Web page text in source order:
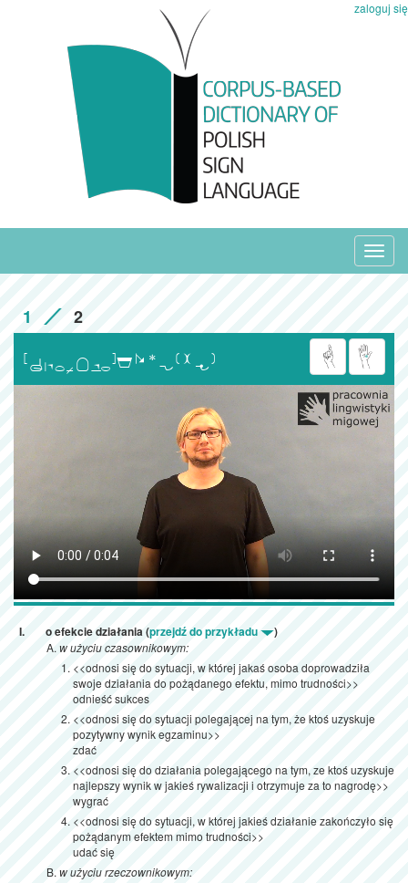
zaloguj się
1 2

o efekcie działania (przejdź do przykładu )
w użyciu czasownikowym:
<<odnosi się do sytuacji, w której jakaś osoba doprowadziła
swoje działania do pożądanego efektu, mimo trudności>>
odnieść sukces
<<odnosi się do sytuacji polegającej na tym, że ktoś uzyskuje
pozytywny wynik egzaminu>>
zdać
<<odnosi się do działania polegającego na tym, ze ktoś uzyskuje
najlepszy wynik w jakieś rywalizacji i otrzymuje za to nagrodę>>
wygrać
<<odnosi się do sytuacji, w której jakieś działanie zakończyło się
pożądanym efektem mimo trudności>>
udać się
w użyciu rzeczownikowym: